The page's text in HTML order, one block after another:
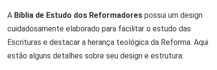
A Bíblia de Estudo dos Reformadores possui um design
cuidadosamente elaborado para facilitar o estudo das
Escrituras e destacar a herança teológica da Reforma. Aqui
estão alguns detalhes sobre seu design e estrutura: